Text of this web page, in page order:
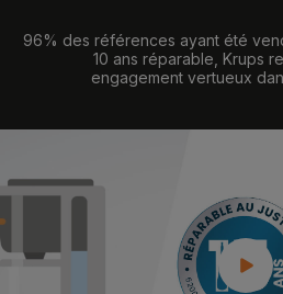
96% des références ayant été
10 ans réparable, Krups
engagement vertueux